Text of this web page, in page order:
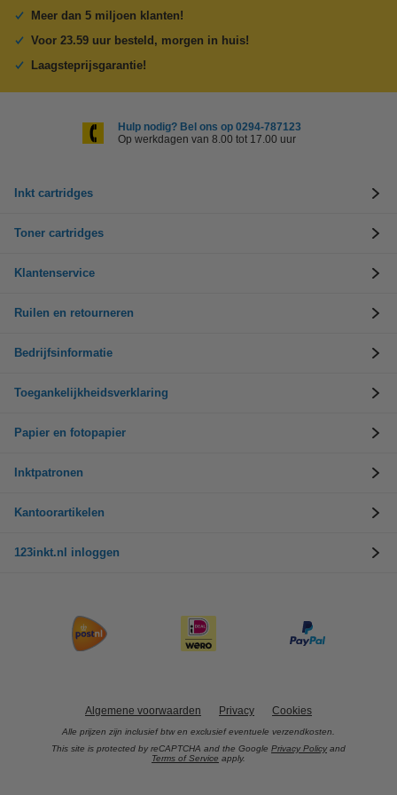
Meer dan 5 miljoen klanten!
Voor 23.59 uur besteld, morgen in huis!
Laagsteprijsgarantie!
Hulp nodig? Bel ons op 0294-787123
Op werkdagen van 8.00 tot 17.00 uur
Inkt cartridges
Toner cartridges
Klantenservice
Ruilen en retourneren
Bedrijfsinformatie
Toegankelijkheidsverklaring
Papier en fotopapier
Inktpatronen
Kantoorartikelen
123inkt.nl inloggen
Algemene voorwaarden Privacy Cookies
Alle prijzen zijn inclusief btw en exclusief eventuele verzendkosten.
This site is protected by reCAPTCHA and the Google Privacy Policy and
Terms of Service apply.